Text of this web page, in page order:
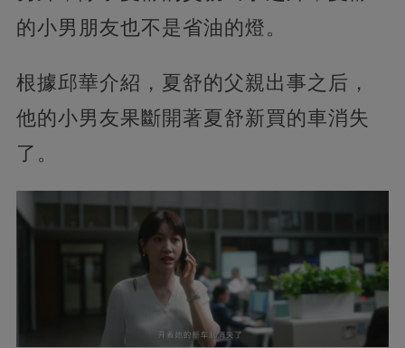
的小男朋友也不是省油的燈。
根據邱華介紹，夏舒的父親出事之后，
他的小男友果斷開著夏舒新買的車消失
了。